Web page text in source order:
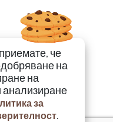
че
на
на
анализиране
за
.